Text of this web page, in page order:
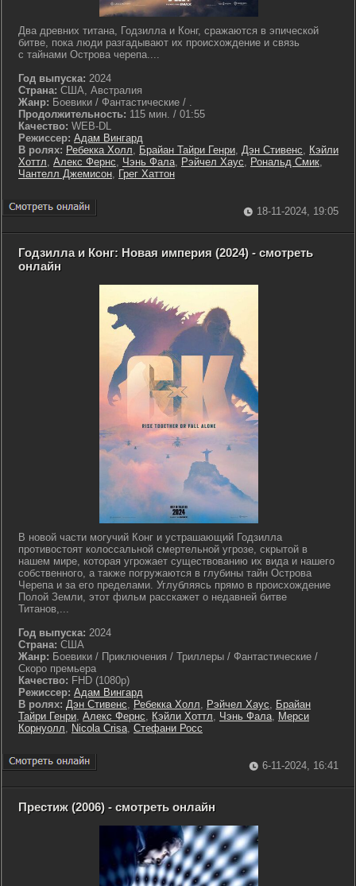
Два древних титана, Годзилла и Конг, сражаются в эпической
битве, пока люди разгадывают их происхождение и связь
с тайнами Острова черепа....
Год выпуска: 2024
Страна: США, Австралия
Жанр: Боевики / Фантастические / .
Продолжительность: 115 мин. / 01:55
Качество: WEB-DL
Режиссер: Адам Вингард
В ролях: Ребекка Холл, Брайан Тайри Генри, Дэн Стивенс, Кэйли
Хоттл, Алекс Фернс, Чэнь Фала, Рэйчел Хаус, Рональд Смик,
Чантелл Джемисон, Грег Хаттон
18-11-2024, 19:05
Годзилла и Конг: Новая империя (2024) - смотреть
онлайн
В новой части могучий Конг и устрашающий Годзилла
противостоят колоссальной смертельной угрозе, скрытой в
нашем мире, которая угрожает существованию их вида и нашего
собственного, а также погружаются в глубины тайн Острова
Черепа и за его пределами. Углубляясь прямо в происхождение
Полой Земли, этот фильм расскажет о недавней битве
Титанов,...
Год выпуска: 2024
Страна: США
Жанр: Боевики / Приключения / Триллеры / Фантастические /
Скоро премьера
Качество: FHD (1080p)
Режиссер: Адам Вингард
В ролях: Дэн Стивенс, Ребекка Холл, Рэйчел Хаус, Брайан
Тайри Генри, Алекс Фернс, Кэйли Хоттл, Чэнь Фала, Мерси
Корнуолл, Nicola Crisa, Стефани Росс
6-11-2024, 16:41
Престиж (2006) - смотреть онлайн